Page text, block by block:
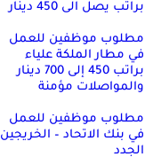
براتب يصل الى 450 دينار
مطلوب موظفين للعمل
في مطار الملكة علياء
براتب 450 إلى 700 دينار
والمواصلات مؤمنة
مطلوب موظفين للعمل
في بنك الاتحاد – الخريجين
الجدد